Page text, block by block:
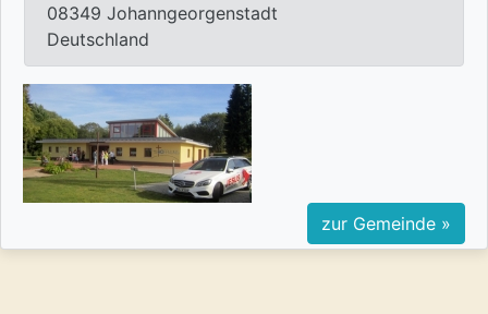
08349 Johanngeorgenstadt
Deutschland
zur Gemeinde »